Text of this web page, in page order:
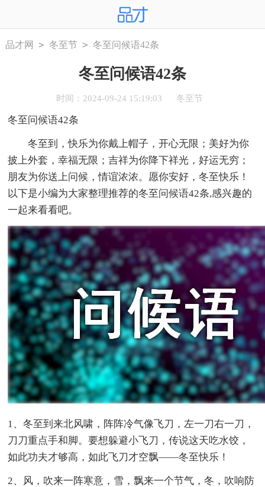
品才网 > 冬至节 > 冬至问候语42条
冬至问候语42条
时间：2024-09-24 15:19:03 冬至节
冬至问候语42条
冬至到，快乐为你戴上帽子，开心无限；美好为你
披上外套，幸福无限；吉祥为你降下祥光，好运无穷；
朋友为你送上问候，情谊浓浓。愿你安好，冬至快乐！
以下是小编为大家整理推荐的冬至问候语42条,感兴趣的
一起来看看吧。
1、冬至到来北风啸，阵阵冷气像飞刀，左一刀右一刀，
刀刀重点手和脚。要想躲避小飞刀，传说这天吃水饺，
如此功夫才够高，如此飞刀才空飘——冬至快乐！
2、风，吹来一阵寒意，雪，飘来一个节气，冬，吹响防